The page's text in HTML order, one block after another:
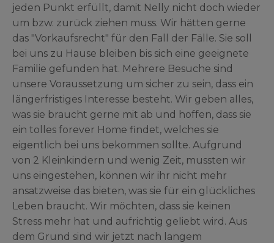
jeden Punkt erfüllt, damit Nelly nicht doch wieder
um bzw. zurück ziehen muss. Wir hätten gerne
das "Vorkaufsrecht" für den Fall der Fälle. Sie soll
bei uns zu Hause bleiben bis sich eine geeignete
Familie gefunden hat. Mehrere Besuche sind
unsere Voraussetzung um sicher zu sein, dass ein
längerfristiges Interesse besteht. Wir geben alles,
was sie braucht gerne mit ab und hoffen, dass sie
ein tolles forever Home findet, welches sie
eigentlich bei uns bekommen sollte. Aufgrund
von 2 Kleinkindern und wenig Zeit, mussten wir
uns eingestehen, können wir ihr nicht mehr
ansatzweise das bieten, was sie für ein glückliches
Leben braucht. Wir möchten, dass sie keinen
Stress mehr hat und aufrichtig geliebt wird. Aus
dem Grund sind wir jetzt nach langem